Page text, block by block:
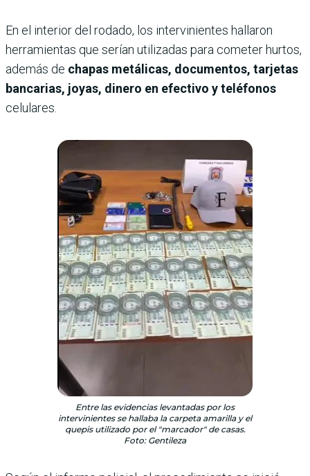
En el interior del rodado, los intervinientes hallaron
herramientas que serían utilizadas para cometer hurtos,
además de chapas metálicas, documentos, tarjetas
bancarias, joyas, dinero en efectivo y teléfonos
celulares.
Entre las evidencias levantadas por los
intervinientes se hallaba la carpeta amarilla y el
quepis utilizado por el "marcador" de casas.
Foto: Gentileza